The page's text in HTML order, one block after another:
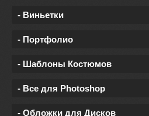
- Виньетки
- Портфолио
- Шаблоны Костюмов
- Все для Photoshop
- Обложки для Дисков